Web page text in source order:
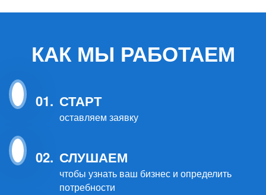
КАК МЫ РАБОТАЕМ
01. СТАРТ
оставляем заявку
02. СЛУШАЕМ
чтобы узнать ваш бизнес и определить
потребности